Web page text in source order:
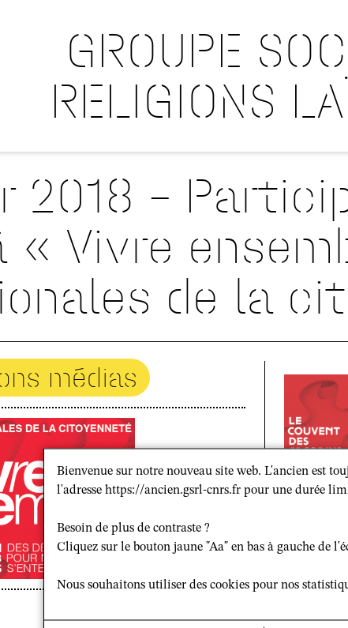
GROUPE
RELIGIONS
2018 –
« Vivre
de la
médias
Philippe
Vivre
discours
Bienvenue sur notre nouveau site web. L'ancien est
l'adresse https://ancien.gsrl-cnrs.fr pour une durée
Besoin de plus de contraste ?
Cliquez sur le bouton jaune "Aa" en bas à gauche de
Nous souhaitons utiliser des cookies pour nos